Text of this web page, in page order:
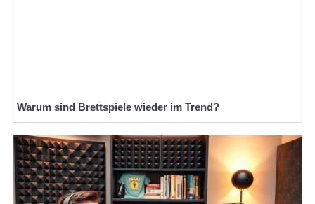
Warum sind Brettspiele wieder im Trend?